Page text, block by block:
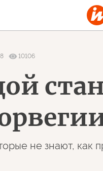
10106
не знают, как